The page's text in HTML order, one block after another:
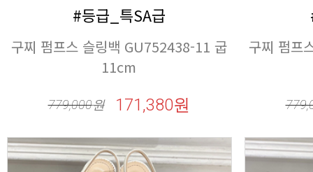
#등급_특SA급
11cm
779,000원 171,380원